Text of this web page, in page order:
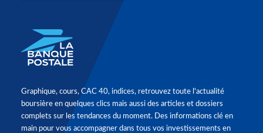
Graphique, cours, CAC 40, indices, retrouvez toute l'actualité
boursière en quelques clics mais aussi des articles et dossiers
complets sur les tendances du moment. Des informations clé en
main pour vous accompagner dans tous vos investissements en